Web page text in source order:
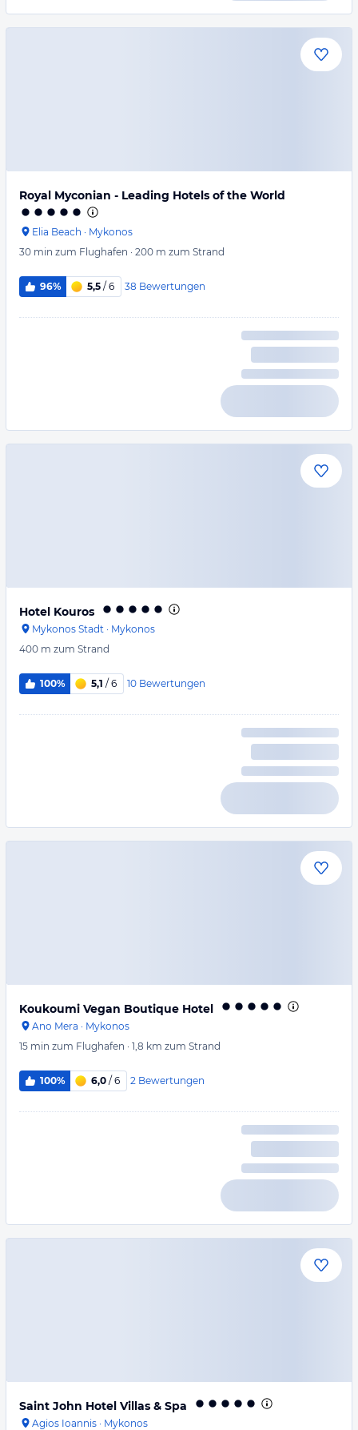
Royal Myconian - Leading Hotels of the World
Elia Beach · Mykonos
30 min zum Flughafen · 200 m zum Strand
96% 5,5 / 6 38 Bewertungen
Hotel Kouros
Mykonos Stadt · Mykonos
400 m zum Strand
100% 5,1 / 6 10 Bewertungen
Koukoumi Vegan Boutique Hotel
Ano Mera · Mykonos
15 min zum Flughafen · 1,8 km zum Strand
100% 6,0 / 6 2 Bewertungen
Saint John Hotel Villas & Spa
Agios Ioannis · Mykonos